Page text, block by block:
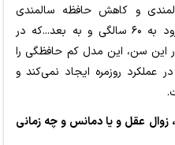
و کاهش حافظه سالمندی
می‌شود. (از حدود ۵۵ سالگی تا ورود به ۶۰ سالگی و به بعد...که در
این سن، این مدل کم حافظگی را
عملکرد روزمره ایجاد نمی‌کند و
زوال عقل و یا دمانس و چه زمانی